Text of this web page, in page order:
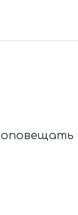
оповещать